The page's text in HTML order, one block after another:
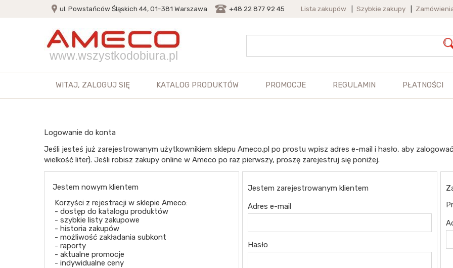
ul. Powstańców Śląskich 44, 01-381 Warszawa +48 22 877 92 45 Lista zakupów Szybkie zakupy
www.wszystkodobiura.pl
WITAJ, ZALOGUJ SIĘ KATALOG PRODUKTÓW PROMOCJE REGULAMIN PŁATNOŚCI
Logowanie do konta
Jeśli jesteś już zarejestrowanym użytkownikiem sklepu Ameco.pl po prostu wpisz adres e-mail i hasło, aby
wielkość liter). Jeśli robisz zakupy online w Ameco po raz pierwszy, proszę zarejestruj się poniżej.
Jestem nowym klientem
Korzyści z rejestracji w sklepie Ameco:
- dostęp do katalogu produktów
- szybkie listy zakupowe
- historia zakupów
- możliwość zakładania subkont
- raporty
- aktualne promocje
- indywidualne ceny
Jestem zarejestrowanym klientem
Adres e-mail
Hasło